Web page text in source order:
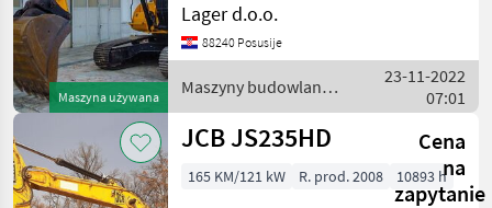
Maszyna używana
700 mm installation for
hammer/pliers stone
bucket 1.6m3 additional
cabin protection
Lager d.o.o.
88240 Posusije
Maszyny budowlane /
JCB
23-11-2022
07:01
JCB JS235HD
Cena
na
zapytanie
165 KM/121 kW R. prod. 2008 10893 h